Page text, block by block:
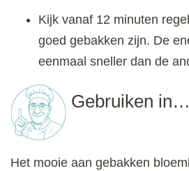
Kijk vanaf 12 minuten
goed gebakken zijn. De
eenmaal sneller dan de
Gebruiken in…
Het mooie aan gebakken